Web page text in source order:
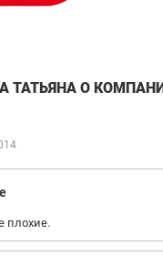
ТАТЬЯНА О
плохие.